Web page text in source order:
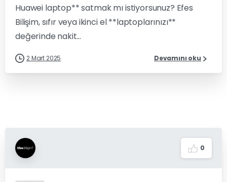
Huawei laptop** satmak mı istiyorsunuz? Efes
Bilişim, sıfır veya ikinci el **laptoplarınızı**
değerinde nakit...
2 Mart 2025 Devamını oku
0